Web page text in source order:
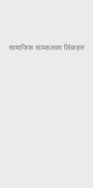
सामाजिक सञ्जालका लिंकहरु